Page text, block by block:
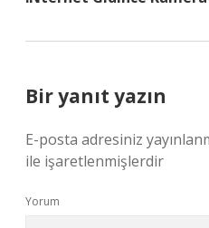
Bir yanıt yazın
E-posta adresiniz
ile işaretlenmişlerdir
Yorum